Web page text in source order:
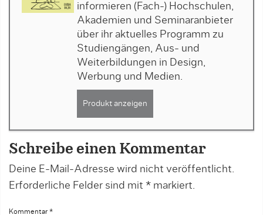
informieren (Fach-) Hochschulen,
Akademien und Seminaranbieter
über ihr aktuelles Programm zu
Studiengängen, Aus- und
Weiterbildungen in Design,
Werbung und Medien.
Produkt anzeigen
Schreibe einen Kommentar
Deine E-Mail-Adresse wird nicht veröffentlicht.
Erforderliche Felder sind mit * markiert.
Kommentar *